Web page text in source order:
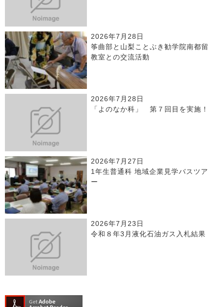
2026年7月28日
筝曲部と山梨ことぶき勧学院南都留
教室との交流活動
2026年7月28日
「よのなか科」 第７回目を実施！
2026年7月27日
1年生普通科 地域企業見学バスツア
ー
2026年7月23日
令和８年3月液化石油ガス入札結果